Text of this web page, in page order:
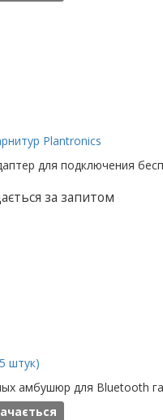
Plantronics
для подключения
за запитом
штук)
амбушюр для Bluetooth